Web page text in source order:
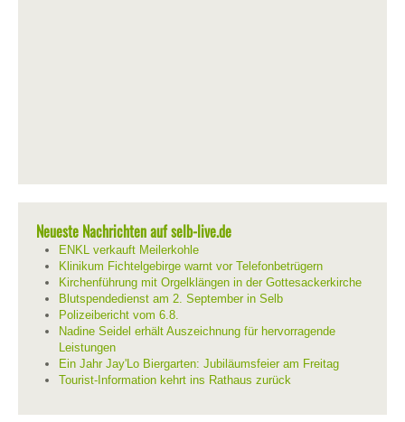
Neueste Nachrichten auf selb-live.de
ENKL verkauft Meilerkohle
Klinikum Fichtelgebirge warnt vor Telefonbetrügern
Kirchenführung mit Orgelklängen in der Gottesackerkirche
Blutspendedienst am 2. September in Selb
Polizeibericht vom 6.8.
Nadine Seidel erhält Auszeichnung für hervorragende
Leistungen
Ein Jahr Jay'Lo Biergarten: Jubiläumsfeier am Freitag
Tourist-Information kehrt ins Rathaus zurück